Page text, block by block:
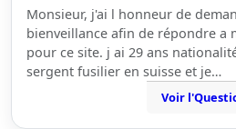
Monsieur, j'ai l honneur de
bienveillance afin de répondre a
pour ce site. j ai 29 ans
sergent fusilier en suisse et je…
Voir